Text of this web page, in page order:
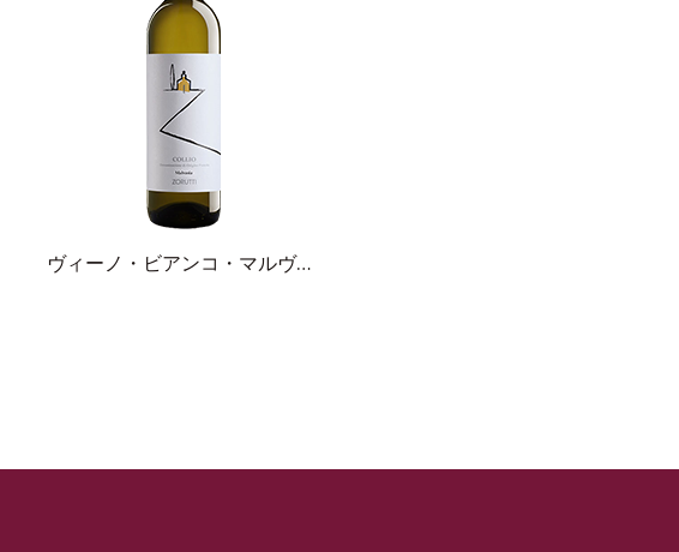
ヴィーノ・ビアンコ・マルヴァジア